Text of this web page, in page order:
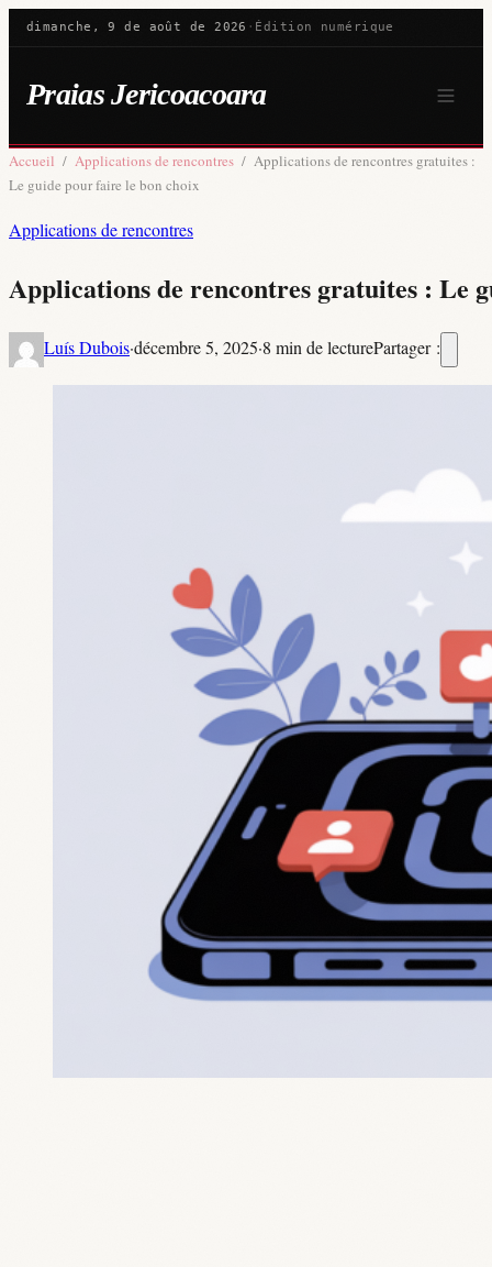
dimanche, 9 de août de 2026 · Édition numérique
Praias Jericoacoara
Accueil / Applications de rencontres / Applications de rencontres gratuites :
Le guide pour faire le bon choix
Applications de rencontres
Applications de rencontres gratuites : Le
Luís Dubois·décembre 5, 2025·8 min de lecturePartager :